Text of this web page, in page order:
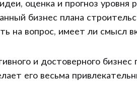
оценка и прогноз
бизнес плана
на вопрос, имеет ли смысл
и достоверного
его весьма